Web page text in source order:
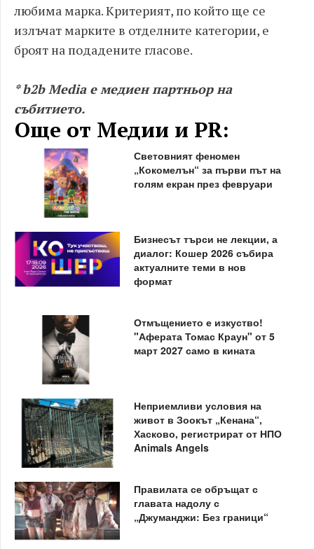
любима марка. Критерият, по който ще се
излъчат марките в отделните категории, е
броят на подадените гласове.
* b2b Media е медиен партньор на
събитието.
Още от Медии и PR:
Световният феномен
„Кокомелън“ за първи път на
голям екран през февруари
Бизнесът търси не лекции, а
диалог: Кошер 2026 събира
актуалните теми в нов
формат
Отмъщението е изкуство!
"Аферата Томас Краун" от 5
март 2027 само в кината
Неприемливи условия на
живот в Зоокът „Кенана“,
Хасково, регистрират от НПО
Animals Angels
Правилата се обръщат с
главата надолу с
„Джуманджи: Без граници“